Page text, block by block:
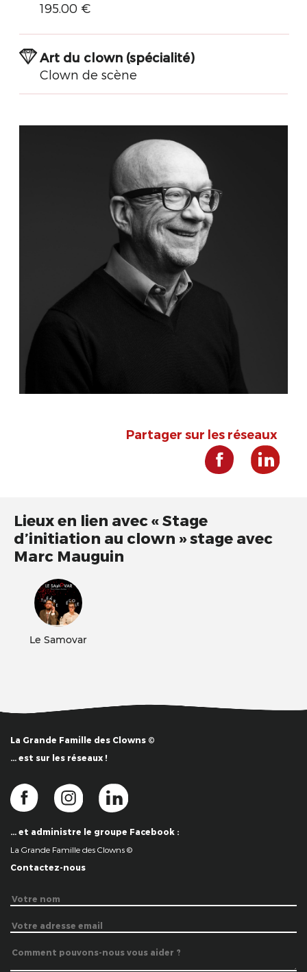
195.00 €
Art du clown (spécialité)
Clown de scène
Partager sur les réseaux
Lieux en lien avec « Stage
d’initiation au clown » stage avec
Marc Mauguin
Le Samovar
La Grande Famille des Clowns ©
… est sur les réseaux !
… et administre le groupe Facebook :
La Grande Famille des Clowns ©
Contactez-nous